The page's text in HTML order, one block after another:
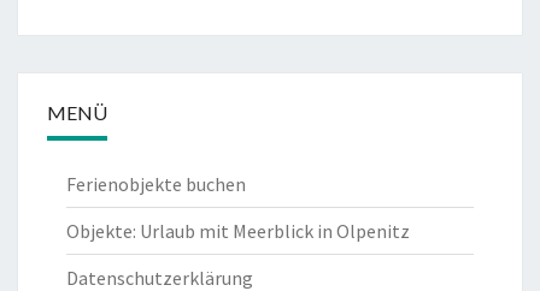
MENÜ
Ferienobjekte buchen
Objekte: Urlaub mit Meerblick in Olpenitz
Datenschutzerklärung